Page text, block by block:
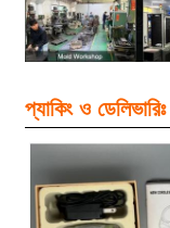
প্যাকিং ও ডেলিভারিঃ